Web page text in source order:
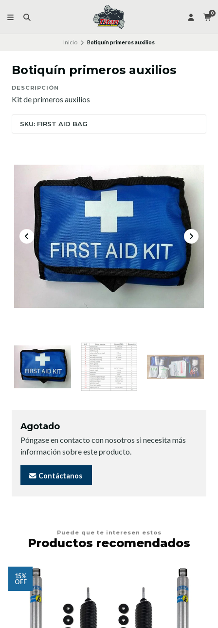
0
Inicio Botiquín primeros auxilios
Botiquín primeros auxilios
DESCRIPCIÓN
Kit de primeros auxilios
SKU: FIRST AID BAG
Agotado
Póngase en contacto con nosotros si necesita más
información sobre este producto.
Contáctanos
Puede que te interesen estos
Productos recomendados
15%
OFF